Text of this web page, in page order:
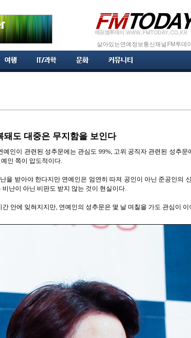
살아있는 연예정보통신채널 FM투데이